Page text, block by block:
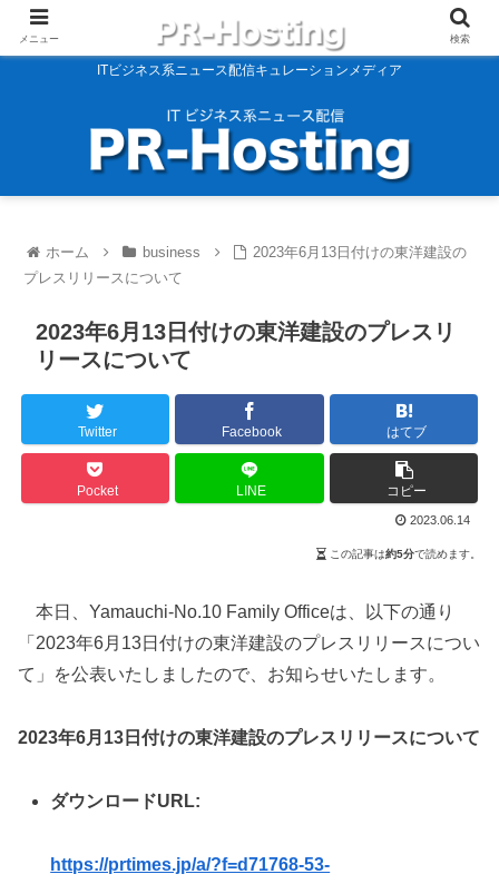
ITビジネス系ニュース配信キュレーションメディア
ホーム business
2023年6月13日付けの東洋建設の
プレスリリースについて
2023年6月13日付けの東洋建設のプレスリ
リースについて
Twitter Facebook はてブ
Pocket LINE コピー
2023.06.14
この記事は約5分で読めます。
本日、Yamauchi‐No.10 Family Officeは、以下の通り
「2023年6月13日付けの東洋建設のプレスリリースについ
て」を公表いたしましたので、お知らせいたします。
2023年6月13日付けの東洋建設のプレスリリースについて
ダウンロードURL:
https://prtimes.jp/a/?f=d71768-53-
メニュー 検索